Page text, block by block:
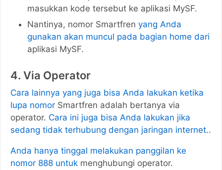
masukkan kode tersebut ke aplikasi MySF.
Nantinya, nomor Smartfren yang Anda
gunakan akan muncul pada bagian home dari
aplikasi MySF.
4. Via Operator
Cara lainnya yang juga bisa Anda lakukan ketika
lupa nomor Smartfren adalah bertanya via
operator. Cara ini juga bisa Anda lakukan jika
sedang tidak terhubung dengan jaringan internet..
Anda hanya tinggal melakukan panggilan ke
nomor 888 untuk menghubungi operator.